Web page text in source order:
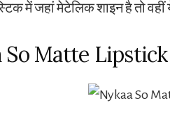
में जहां मेटेलिक शाइन है तो
So Matte